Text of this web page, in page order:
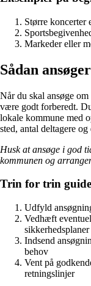
Større koncerter
Markeder eller
Sådan
Når du skal ansøge
være godt forberedt.
lokale kommune med
sted, antal deltagere
Husk at ansøge i god
kommunen og
Trin for trin guide
Udfyld
Vedhæft
Indsend
behov
Vent på
retningslinjer